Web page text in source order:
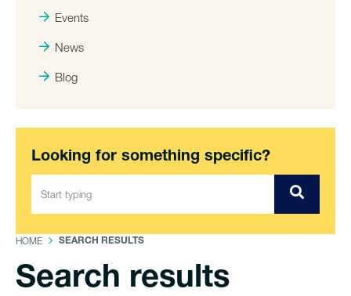
Events
News
Blog
Looking for something specific?
HOME SEARCH RESULTS
Search results